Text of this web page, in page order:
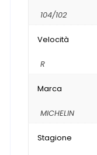
104/102
Velocità
R
Marca
MICHELIN
Stagione